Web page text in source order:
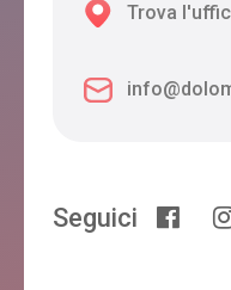
Trova
Seguici